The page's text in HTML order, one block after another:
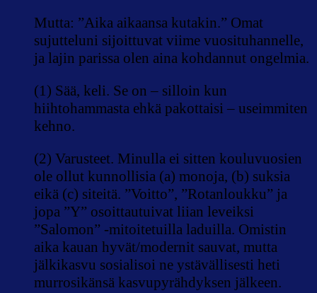
Mutta: ”Aika aikaansa kutakin.” Omat
sujutteluni sijoittuvat viime vuosituhannelle,
ja lajin parissa olen aina kohdannut ongelmia.
(1) Sää, keli. Se on – silloin kun
hiihtohammasta ehkä pakottaisi – useimmiten
kehno.
(2) Varusteet. Minulla ei sitten kouluvuosien
ole ollut kunnollisia (a) monoja, (b) suksia
eikä (c) siteitä. ”Voitto”, ”Rotanloukku” ja
jopa ”Y” osoittautuivat liian leveiksi
”Salomon” -mitoitetuilla laduilla. Omistin
aika kauan hyvät/modernit sauvat, mutta
jälkikasvu sosialisoi ne ystävällisesti heti
murrosikänsä kasvupyrähdyksen jälkeen.